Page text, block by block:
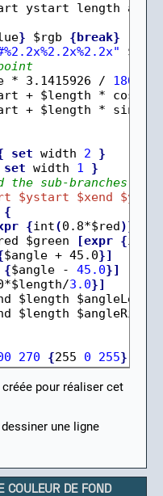
ystart length
} $rgb {break}
$red
* 3.1415926 / 180.0
+ $length * cos
+ $length * sin
set width 2
}
set width 1
}
the sub-branches
$ystart $xend
{
{int(0.8*$red)}]
$green [expr {int
$angle + 45.0}]
{$angle - 45.0}]
3.0}]
$length $angleLeft
270 {255 0 255}
pour réaliser cet
une ligne
COULEUR DE FOND